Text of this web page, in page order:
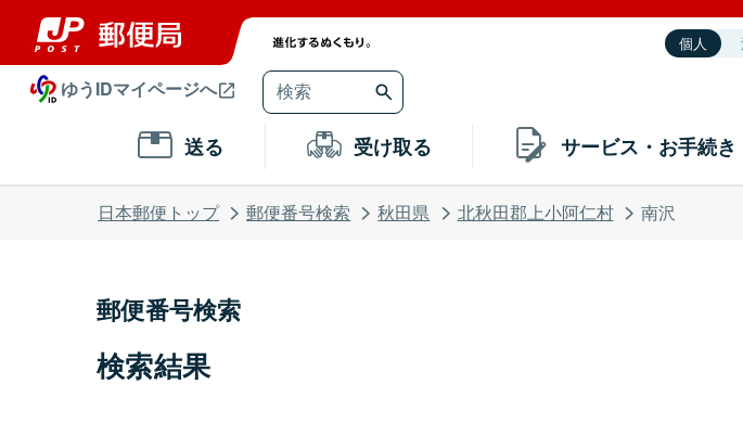
個人
ゆうIDマイページへ
送る 受け取る サービス・お手続き
日本郵便トップ 郵便番号検索 秋田県 北秋田郡上小阿仁村 南沢
郵便番号検索
検索結果